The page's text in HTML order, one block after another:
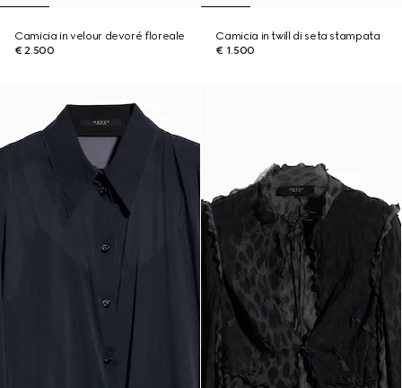
Camicia in velour devoré floreale
€ 2.500
Camicia in twill di seta stampata
€ 1.500